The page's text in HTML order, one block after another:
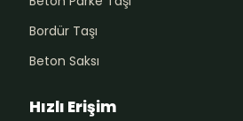
Bordür Taşı
Beton Saksı
Hızlı Erişim